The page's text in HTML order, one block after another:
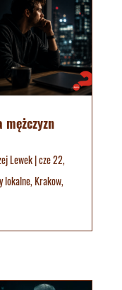
mężczyzn
Lewek|cze 22,
lokalne,Krakow,